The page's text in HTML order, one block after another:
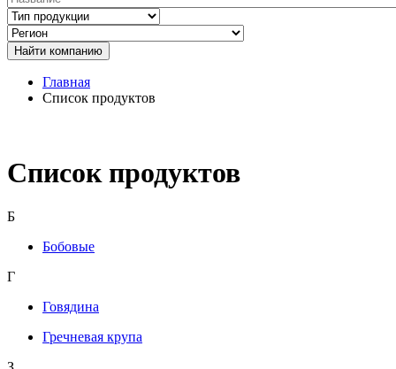
Главная
Список продуктов
Список продуктов
Б
Бобовые
Г
Говядина
Гречневая крупа